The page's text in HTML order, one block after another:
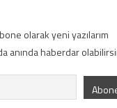
olarak yeni yazılarım
anında haberdar